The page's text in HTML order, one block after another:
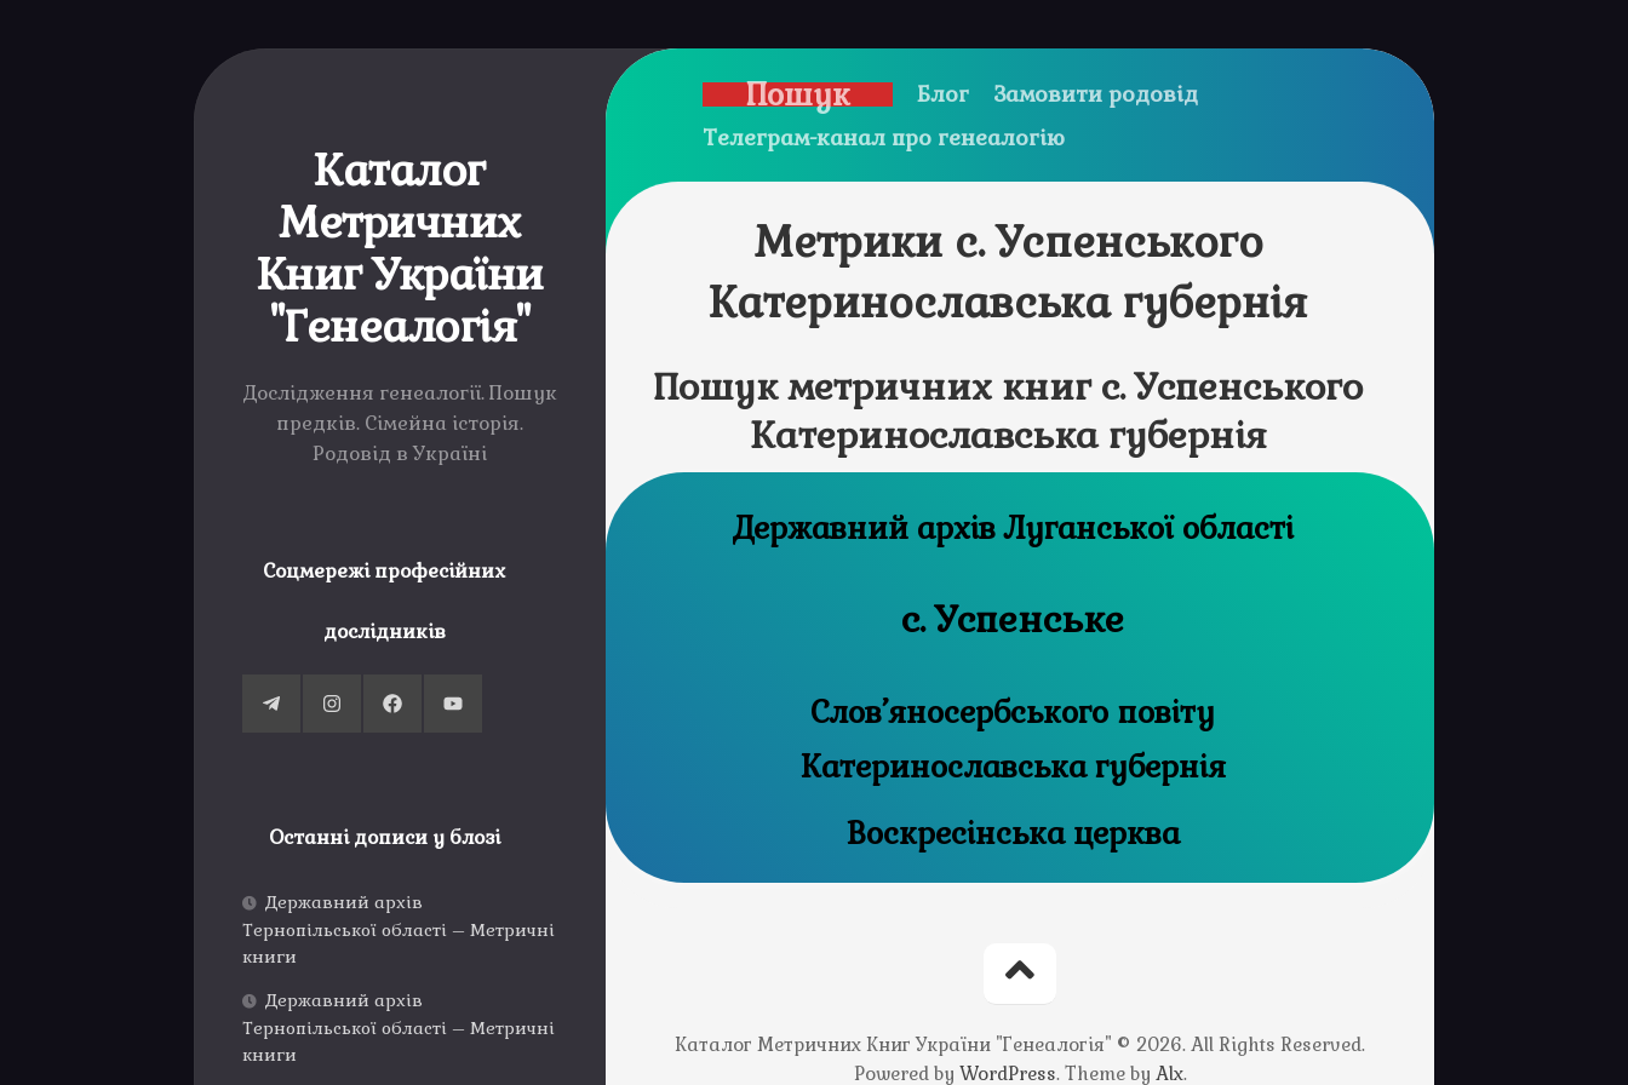
Каталог
Метричних
Книг України
"Генеалогія"
Дослідження генеалогії. Пошук
предків. Сімейна історія.
Родовід в Україні
Соцмережі професійних
дослідників
Останні дописи у блозі
Державний архів
Тернопільської області – Метричні
книги
Державний архів
Тернопільської області – Метричні
книги
Пошук Блог
Замовити родовід
Телеграм-канал про генеалогію
Метрики с. Успенського
Катеринославська губернія
Пошук метричних книг с. Успенського
Катеринославська губернія
Державний архів Луганської області
с. Успенське
Слов’яносербського повіту
Катеринославська губернія
Воскресінська церква
Каталог Метричних Книг України "Генеалогія" © 2026. All Rights Reserved.
Powered by WordPress. Theme by Alx.